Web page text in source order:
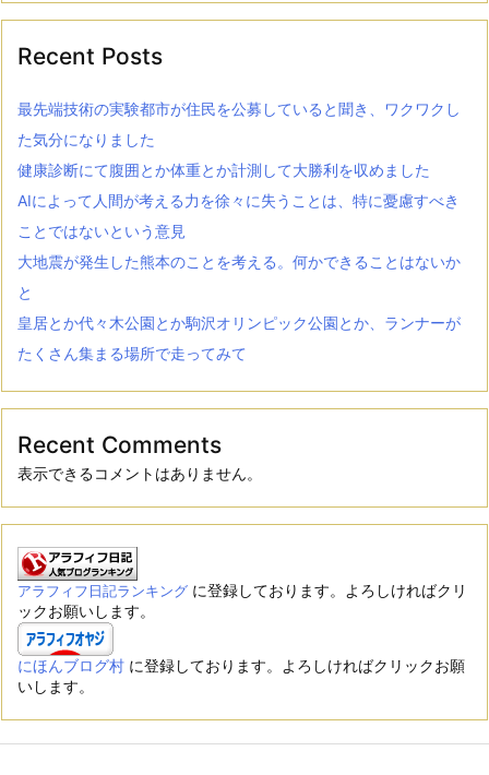
Recent Posts
最先端技術の実験都市が住民を公募していると聞き、ワクワクし
た気分になりました
健康診断にて腹囲とか体重とか計測して大勝利を収めました
AIによって人間が考える力を徐々に失うことは、特に憂慮すべき
ことではないという意見
大地震が発生した熊本のことを考える。何かできることはないか
と
皇居とか代々木公園とか駒沢オリンピック公園とか、ランナーが
たくさん集まる場所で走ってみて
Recent Comments
表示できるコメントはありません。
アラフィフ日記ランキング に登録しております。よろしければクリ
ックお願いします。
にほんブログ村 に登録しております。よろしければクリックお願
いします。